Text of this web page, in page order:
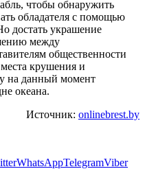
чтобы обнаружить
обладателя с помощью
достать украшение
между
общественности
крушения и
на данный момент
океана.
Источник: onlinebrest.by
WhatsAppTelegramViber